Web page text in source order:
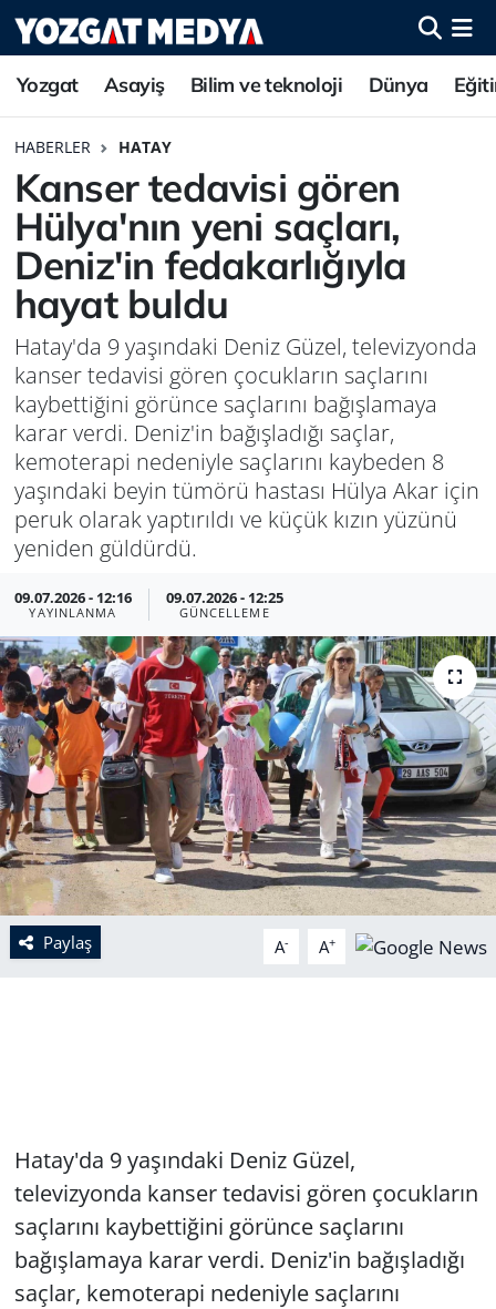
Yozgat Asayiş Bilim ve teknoloji Dünya
HABERLER HATAY
Kanser tedavisi gören
Hülya'nın yeni saçları,
Deniz'in fedakarlığıyla
hayat buldu
Hatay'da 9 yaşındaki Deniz Güzel, televizyonda
kanser tedavisi gören çocukların saçlarını
kaybettiğini görünce saçlarını bağışlamaya
karar verdi. Deniz'in bağışladığı saçlar,
kemoterapi nedeniyle saçlarını kaybeden 8
yaşındaki beyin tümörü hastası Hülya Akar için
peruk olarak yaptırıldı ve küçük kızın yüzünü
yeniden güldürdü.
09.07.2026 - 12:16
YAYINLANMA
09.07.2026 - 12:25
GÜNCELLEME
Paylaş A- A+
Hatay'da 9 yaşındaki Deniz Güzel,
televizyonda kanser tedavisi gören çocukların
saçlarını kaybettiğini görünce saçlarını
bağışlamaya karar verdi. Deniz'in bağışladığı
saçlar, kemoterapi nedeniyle saçlarını